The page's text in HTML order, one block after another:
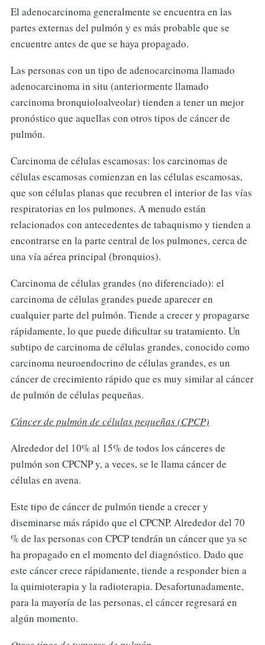
El adenocarcinoma generalmente se encuentra en las
partes externas del pulmón y es más probable que se
encuentre antes de que se haya propagado.
Las personas con un tipo de adenocarcinoma llamado
adenocarcinoma in situ (anteriormente llamado
carcinoma bronquioloalveolar) tienden a tener un mejor
pronóstico que aquellas con otros tipos de cáncer de
pulmón.
Carcinoma de células escamosas: los carcinomas de
células escamosas comienzan en las células escamosas,
que son células planas que recubren el interior de las vías
respiratorias en los pulmones. A menudo están
relacionados con antecedentes de tabaquismo y tienden a
encontrarse en la parte central de los pulmones, cerca de
una vía aérea principal (bronquios).
Carcinoma de células grandes (no diferenciado): el
carcinoma de células grandes puede aparecer en
cualquier parte del pulmón. Tiende a crecer y propagarse
rápidamente, lo que puede dificultar su tratamiento. Un
subtipo de carcinoma de células grandes, conocido como
carcinoma neuroendocrino de células grandes, es un
cáncer de crecimiento rápido que es muy similar al cáncer
de pulmón de células pequeñas.
Cáncer de pulmón de células pequeñas (CPCP)
Alrededor del 10% al 15% de todos los cánceres de
pulmón son CPCNP y, a veces, se le llama cáncer de
células en avena.
Este tipo de cáncer de pulmón tiende a crecer y
diseminarse más rápido que el CPCNP. Alrededor del 70
% de las personas con CPCP tendrán un cáncer que ya se
ha propagado en el momento del diagnóstico. Dado que
este cáncer crece rápidamente, tiende a responder bien a
la quimioterapia y la radioterapia. Desafortunadamente,
para la mayoría de las personas, el cáncer regresará en
algún momento.